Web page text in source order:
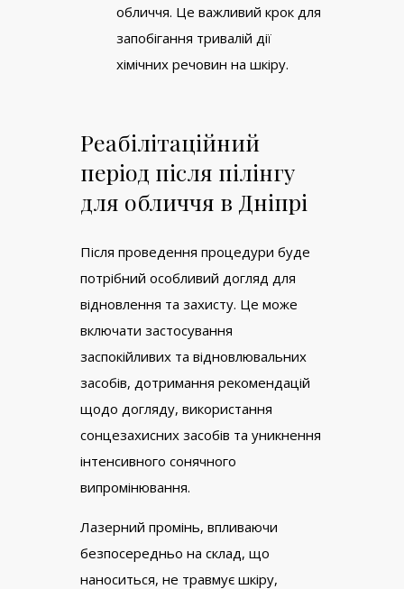
обличчя. Це важливий крок для
запобігання тривалій дії
хімічних речовин на шкіру.
Реабілітаційний
період після пілінгу
для обличчя в Дніпрі
Після проведення процедури буде
потрібний особливий догляд для
відновлення та захисту. Це може
включати застосування
заспокійливих та відновлювальних
засобів, дотримання рекомендацій
щодо догляду, використання
сонцезахисних засобів та уникнення
інтенсивного сонячного
випромінювання.
Лазерний промінь, впливаючи
безпосередньо на склад, що
наноситься, не травмує шкіру,